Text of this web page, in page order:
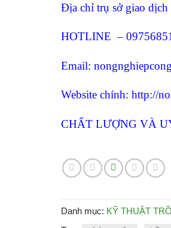
Địa chỉ trụ sở giao
HOTLINE –
Email:
Website chính: http://
CHẤT LƯỢNG VÀ
Danh mục: KỸ THUẬT